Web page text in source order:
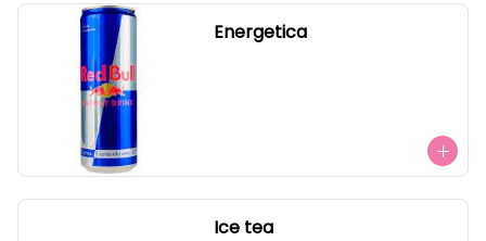
Energetica
Ice tea